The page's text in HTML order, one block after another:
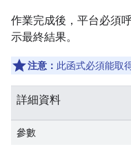
作業完成後，平台必須
示最終結果。
注意： 此函式必須能取
詳細資料
參數